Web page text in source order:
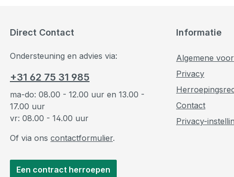
Direct Contact
Ondersteuning en advies via:
+31 62 75 31 985
ma-do: 08.00 - 12.00 uur en 13.00 -
17.00 uur
vr: 08.00 - 14.00 uur
Of via ons contactformulier.
Een contract herroepen
Informatie
Algemene
Privacy
Contact
Privacy-